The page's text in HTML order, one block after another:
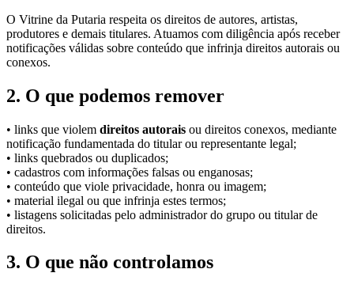
O Vitrine da Putaria respeita os direitos de autores, artistas,
produtores e demais titulares. Atuamos com diligência após receber
notificações válidas sobre conteúdo que infrinja direitos autorais ou
conexos.
2. O que podemos remover
• links que violem direitos autorais ou direitos conexos, mediante
notificação fundamentada do titular ou representante legal;
• links quebrados ou duplicados;
• cadastros com informações falsas ou enganosas;
• conteúdo que viole privacidade, honra ou imagem;
• material ilegal ou que infrinja estes termos;
• listagens solicitadas pelo administrador do grupo ou titular de
direitos.
3. O que não controlamos